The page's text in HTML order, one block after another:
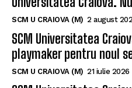
Un nou baschetbalist
Universitatea Craiova.
SCM U CRAIOVA (M) 2 august
SCM Universitatea
playmaker pentru noul